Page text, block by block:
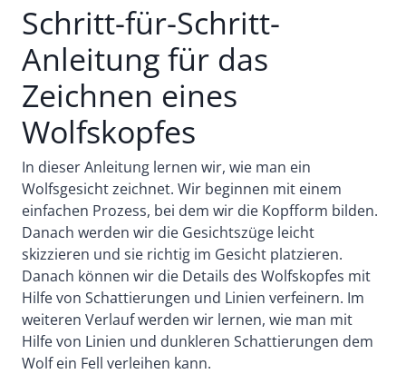
Schritt-für-Schritt-
Anleitung für das
Zeichnen eines
Wolfskopfes
In dieser Anleitung lernen wir, wie man ein
Wolfsgesicht zeichnet. Wir beginnen mit einem
einfachen Prozess, bei dem wir die Kopfform bilden.
Danach werden wir die Gesichtszüge leicht
skizzieren und sie richtig im Gesicht platzieren.
Danach können wir die Details des Wolfskopfes mit
Hilfe von Schattierungen und Linien verfeinern. Im
weiteren Verlauf werden wir lernen, wie man mit
Hilfe von Linien und dunkleren Schattierungen dem
Wolf ein Fell verleihen kann.